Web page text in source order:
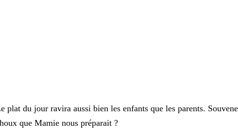
plat du jour ravira aussi bien les enfants que les parents.
que Mamie nous préparait ?